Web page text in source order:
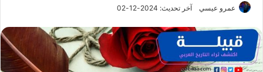
عمرو عيسي آخر تحديث: 2024-12-02